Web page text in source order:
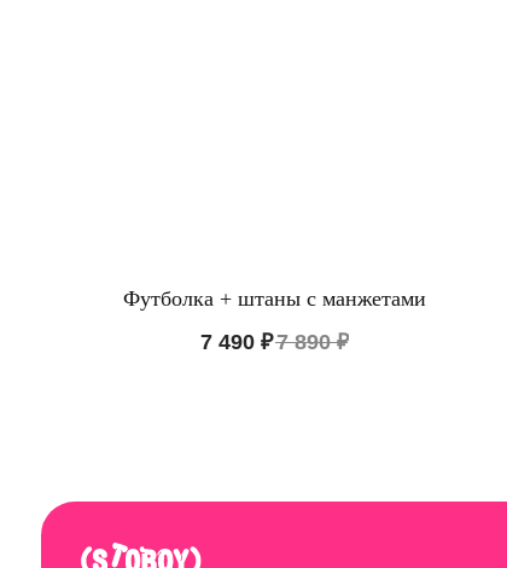
Футболка + штаны с манжетами
7 490 ₽7 890 ₽